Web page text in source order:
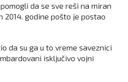
da se sve reši na miran
2014. godine pošto je postao
da su ga u to vreme saveznici
isključivo vojni